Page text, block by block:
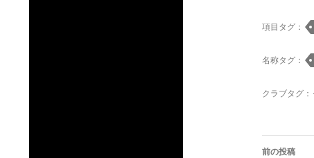
項目タグ：
名称タグ：
クラブタグ：
投
前の投稿